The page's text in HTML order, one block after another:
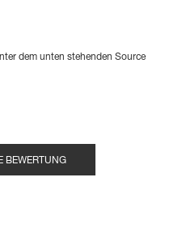
dem unten stehenden Source
BEWERTUNG